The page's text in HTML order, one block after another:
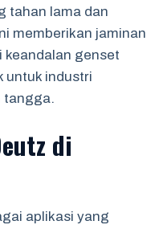
tahan lama dan
memberikan jaminan
keandalan genset
untuk industri
tangga.
di
aplikasi yang